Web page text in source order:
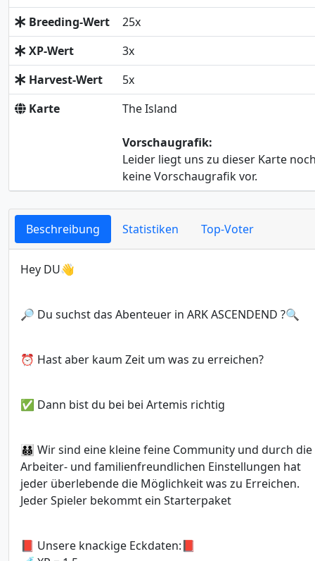
Breeding-Wert
25x
XP-Wert
3x
Harvest-Wert
5x
Karte
The Island
Vorschaugrafik:
Leider liegt uns zu dieser Karte
keine Vorschaugrafik vor.
Beschreibung Statistiken Top-Voter
Hey DU👋
🔎 Du suchst das Abenteuer in ARK ASCENDEND ?🔍
⏰ Hast aber kaum Zeit um was zu erreichen?
✅ Dann bist du bei bei Artemis richtig
🧑‍🧑‍🧒‍🧒 Wir sind eine kleine feine Community und durch die
Arbeiter- und familienfreundlichen Einstellungen hat
jeder überlebende die Möglichkeit was zu Erreichen.
Jeder Spieler bekommt ein Starterpaket
📕 Unsere knackige Eckdaten:📕